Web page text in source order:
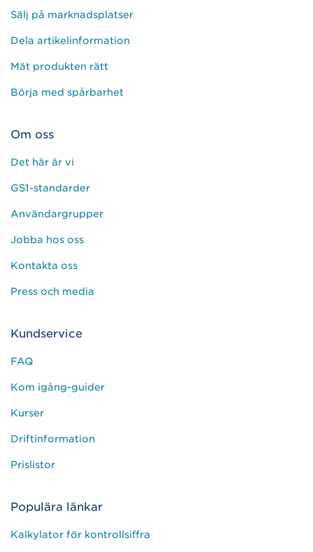
Sälj på marknadsplatser
Dela artikelinformation
Mät produkten rätt
Börja med spårbarhet
Om oss
Det här är vi
GS1-standarder
Användargrupper
Jobba hos oss
Kontakta oss
Press och media
Kundservice
FAQ
Kom igång-guider
Kurser
Driftinformation
Prislistor
Populära länkar
Kalkylator för kontrollsiffra